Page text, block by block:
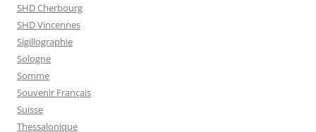
SHD Cherbourg
SHD Vincennes
Sigillographie
Sologne
Somme
Souvenir Français
Suisse
Thessalonique